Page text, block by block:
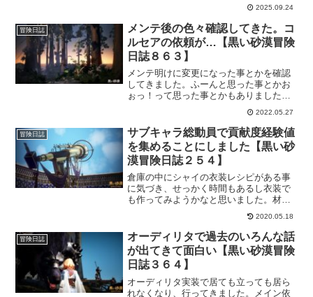
ました。思ったほど多くないけどこれ以
上増やすとちょっと面倒になりそうなの
で、今はこれくらいに進めてます。簡
単！というのがポイント！
2025.09.24
冒険日誌
メンテ後の色々確認してきた。コ
ルセアの依頼が…【黒い砂漠冒険
日誌８６３】
メンテ明けに変更になった事とかを確認
してきました。ふーんと思った事とかお
ぉっ！って思った事とかもありました。
とはいえ今回も、記事にするほどでもな
ーって思ったことを書いておこうと思っ
た次第です。んで、コルセア専用依頼を
探し回ってましたけど…。
2022.05.27
冒険日誌
サブキャラ総動員で貢献度経験値
を集めることにしました【黒い砂
漠冒険日誌２５４】
倉庫の中にシャイの衣装レシピがある事
に気づき、せっかく時間もあるし衣装で
も作ってみようかなと思いました。材料
はほとんど集まりましたけど、衣装製作
所を借りるための貢献度経験値が足りな
くて。なので、サブキャラ総動員でメイ
ン依頼やデイリーをこなして貢献度経験
値を上げて行こうかなという企み。たぶ
ん、貢献度経験値を集めるにはもっと効
率のいい方法があると思いますけど、私
の性格上こんな方法を選びました。
2020.05.18
冒険日誌
オーディリタで過去のいろんな話
が出てきて面白い【黒い砂漠冒険
日誌３６４】
オーディリタ実装で居ても立っても居ら
れなくなり、行ってきました。メイン依